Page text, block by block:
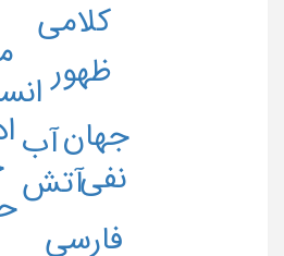
آب
آتش
جهان
ظهور
فارسی
نفی
کلامی